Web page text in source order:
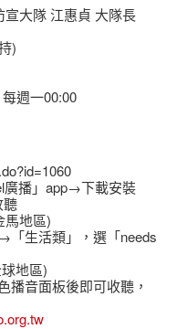
大隊 江惠貞 大隊長
)
週一00:00
廣播」app→下載安裝
聽
馬地區)
生活類」，選「needs
地區)
播音面板後即可收聽，